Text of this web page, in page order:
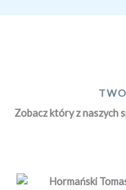
Zobacz który z naszych